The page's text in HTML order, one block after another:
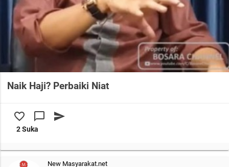
Naik Haji? Perbaiki Niat
favorite_border chat_bubble_outline send
2 Suka
New Masyarakat.net